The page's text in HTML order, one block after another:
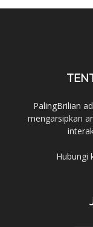
PalingBrilian
mengarsipkan
Hubungi